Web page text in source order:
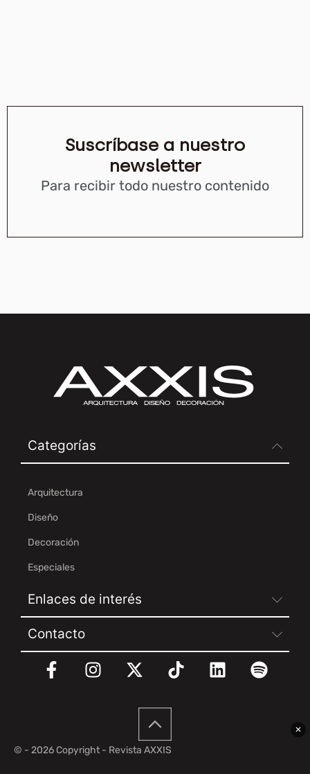
Suscríbase a nuestro
newsletter
Para recibir todo nuestro contenido
✕
Categorías
Arquitectura
Diseño
Decoración
Especiales
Enlaces de interés
Contacto
© - 2026 Copyright - Revista AXXIS